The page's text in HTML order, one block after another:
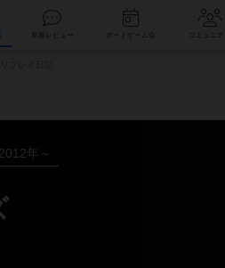
ベース
2012年～